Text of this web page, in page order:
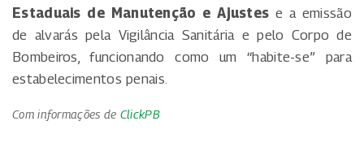
Estaduais de Manutenção e Ajustes e a emissão
de alvarás pela Vigilância Sanitária e pelo Corpo de
Bombeiros, funcionando como um “habite-se” para
estabelecimentos penais.
Com informações de ClickPB